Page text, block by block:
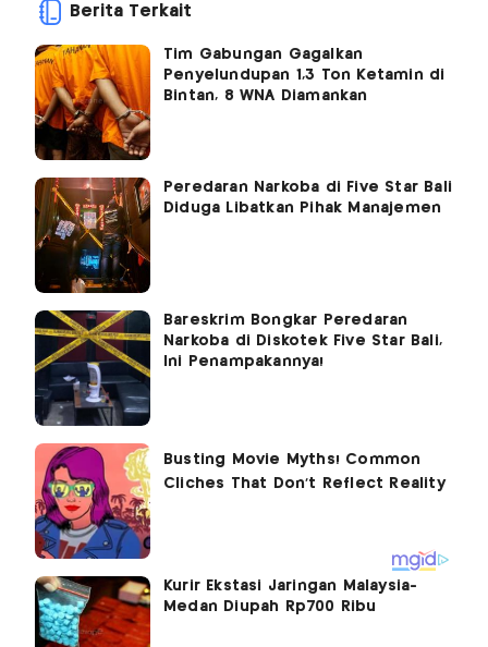
Berita Terkait
Tim Gabungan Gagalkan
Penyelundupan 1,3 Ton Ketamin di
Bintan, 8 WNA Diamankan
Peredaran Narkoba di Five Star Bali
Diduga Libatkan Pihak Manajemen
Bareskrim Bongkar Peredaran
Narkoba di Diskotek Five Star Bali,
Ini Penampakannya!
Kurir Ekstasi Jaringan Malaysia-
Medan Diupah Rp700 Ribu